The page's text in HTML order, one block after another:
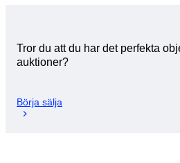
Tror du att du har det perfekta
auktioner?
Börja sälja